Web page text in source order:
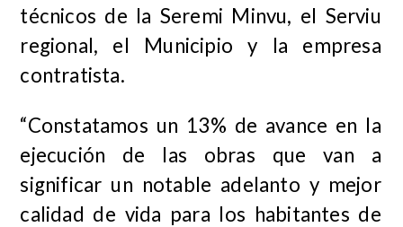
técnicos de la Seremi Minvu, el Serviu
regional, el Municipio y la empresa
contratista.
“Constatamos un 13% de avance en la
ejecución de las obras que van a
significar un notable adelanto y mejor
calidad de vida para los habitantes de